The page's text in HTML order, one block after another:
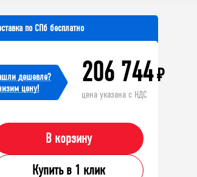
по СПб бесплатно
дешевле?
цену!
206 744₽
цена указана с НДС
В корзину
Купить в 1 клик